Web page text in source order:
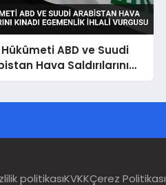
ABD ve Suudi
Hava Saldırılarını
Egemenlik İhlali
politikasıKVKKÇerez Politikası